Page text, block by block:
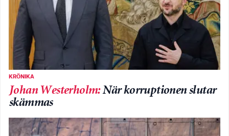
KRÖNIKA
Johan Westerholm:När korruptionen slutar
skämmas